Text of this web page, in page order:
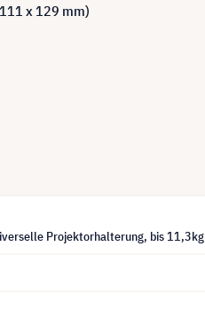
x 129 mm)
Projektorhalterung, bis 11,3kg